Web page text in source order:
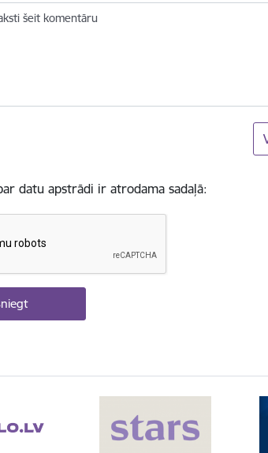
šeit komentāru
datu apstrādi ir atrodama sadaļā: